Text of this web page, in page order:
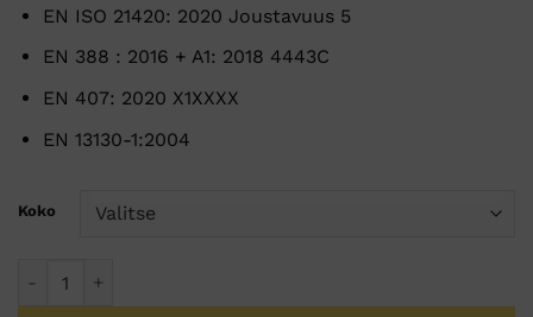
EN ISO 21420: 2020 Joustavuus 5
EN 388 : 2016 + A1: 2018 4443C
EN 407: 2020 X1XXXX
EN 13130-1:2004
Koko